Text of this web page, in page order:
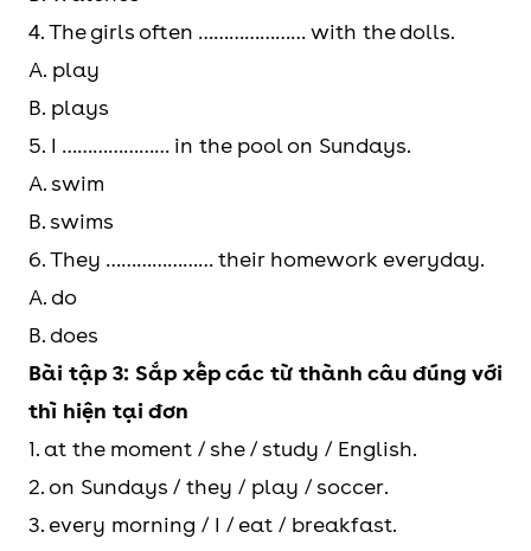
4. The girls often ………………… with the dolls.
A. play
B. plays
5. I ………………… in the pool on Sundays.
A. swim
B. swims
6. They ………………… their homework everyday.
A. do
B. does
Bài tập 3: Sắp xếp các từ thành câu đúng với
thì hiện tại đơn
1. at the moment / she / study / English.
2. on Sundays / they / play / soccer.
3. every morning / I / eat / breakfast.